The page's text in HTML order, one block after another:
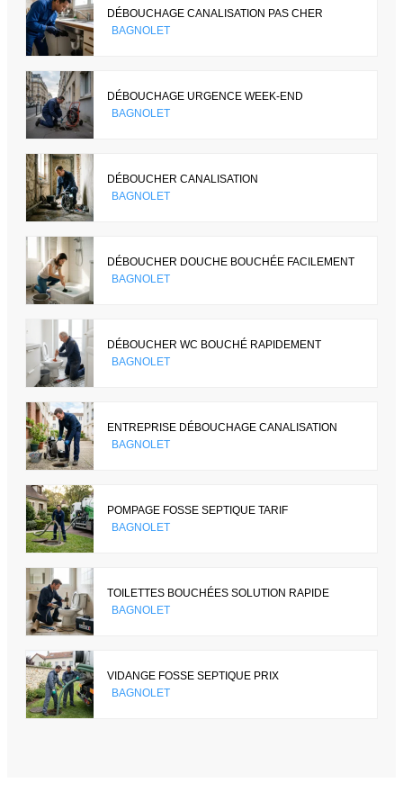
DÉBOUCHAGE CANALISATION PAS CHER
BAGNOLET
DÉBOUCHAGE URGENCE WEEK-END
BAGNOLET
DÉBOUCHER CANALISATION
BAGNOLET
DÉBOUCHER DOUCHE BOUCHÉE FACILEMENT
BAGNOLET
DÉBOUCHER WC BOUCHÉ RAPIDEMENT
BAGNOLET
ENTREPRISE DÉBOUCHAGE CANALISATION
BAGNOLET
POMPAGE FOSSE SEPTIQUE TARIF
BAGNOLET
TOILETTES BOUCHÉES SOLUTION RAPIDE
BAGNOLET
VIDANGE FOSSE SEPTIQUE PRIX
BAGNOLET